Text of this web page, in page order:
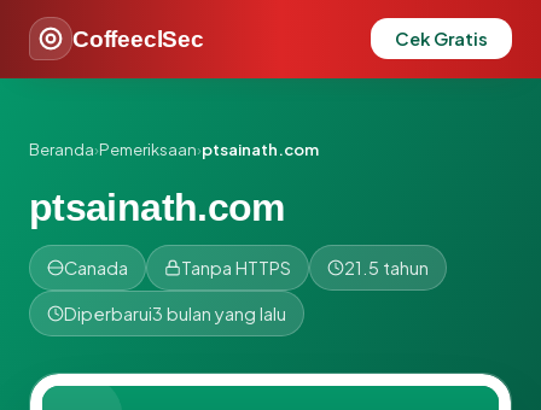
CoffeeclSec Cek Gratis
Beranda›Pemeriksaan›ptsainath.com
ptsainath.com
Canada Tanpa HTTPS 21.5 tahun
Diperbarui3 bulan yang lalu